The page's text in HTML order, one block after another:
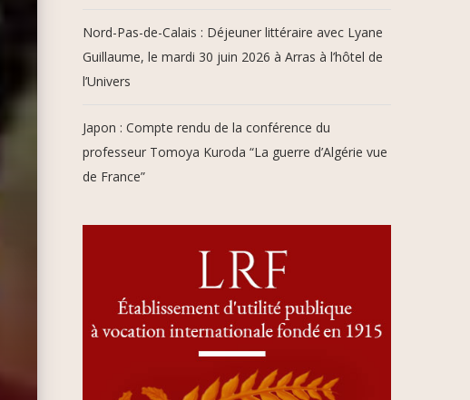
Nord-Pas-de-Calais : Déjeuner littéraire avec Lyane
Guillaume, le mardi 30 juin 2026 à Arras à l’hôtel de
l’Univers
Japon : Compte rendu de la conférence du
professeur Tomoya Kuroda “La guerre d’Algérie vue
de France”